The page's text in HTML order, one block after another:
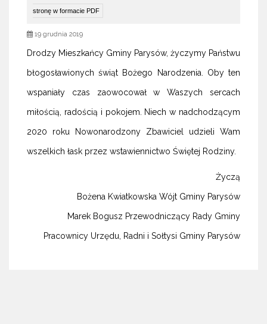
stronę w formacie PDF
19 grudnia 2019
Drodzy Mieszkańcy Gminy Parysów, życzymy Państwu
błogosławionych świąt Bożego Narodzenia. Oby ten
wspaniały czas zaowocował w Waszych sercach
miłością, radością i pokojem. Niech w nadchodzącym
2020 roku Nowonarodzony Zbawiciel udzieli Wam
wszelkich łask przez wstawiennictwo Świętej Rodziny.
Życzą
Bożena Kwiatkowska Wójt Gminy Parysów
Marek Bogusz Przewodniczący Rady Gminy
Pracownicy Urzędu, Radni i Sołtysi Gminy Parysów